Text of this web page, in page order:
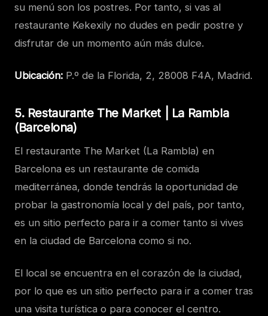
su menú son los postres. Por tanto, si vas al
restaurante Kekexily no dudes en pedir postre y
disfrutar de un momento aún más dulce.
Ubicación: P.º de la Florida, 2, 28008 F4A, Madrid.
5. Restaurante The Market | La Rambla
(Barcelona)
El restaurante The Market (La Rambla) en
Barcelona es un restaurante de comida
mediterránea, donde tendrás la oportunidad de
probar la gastronomía local y del país, por tanto,
es un sitio perfecto para ir a comer tanto si vives
en la ciudad de Barcelona como si no.
El local se encuentra en el corazón de la ciudad,
por lo que es un sitio perfecto para ir a comer tras
una visita turística o para conocer el centro.